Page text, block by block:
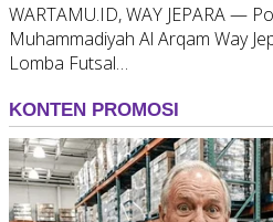
WARTAMU.ID, WAY JEPARA —
Muhammadiyah Al Arqam Way
Lomba Futsal…